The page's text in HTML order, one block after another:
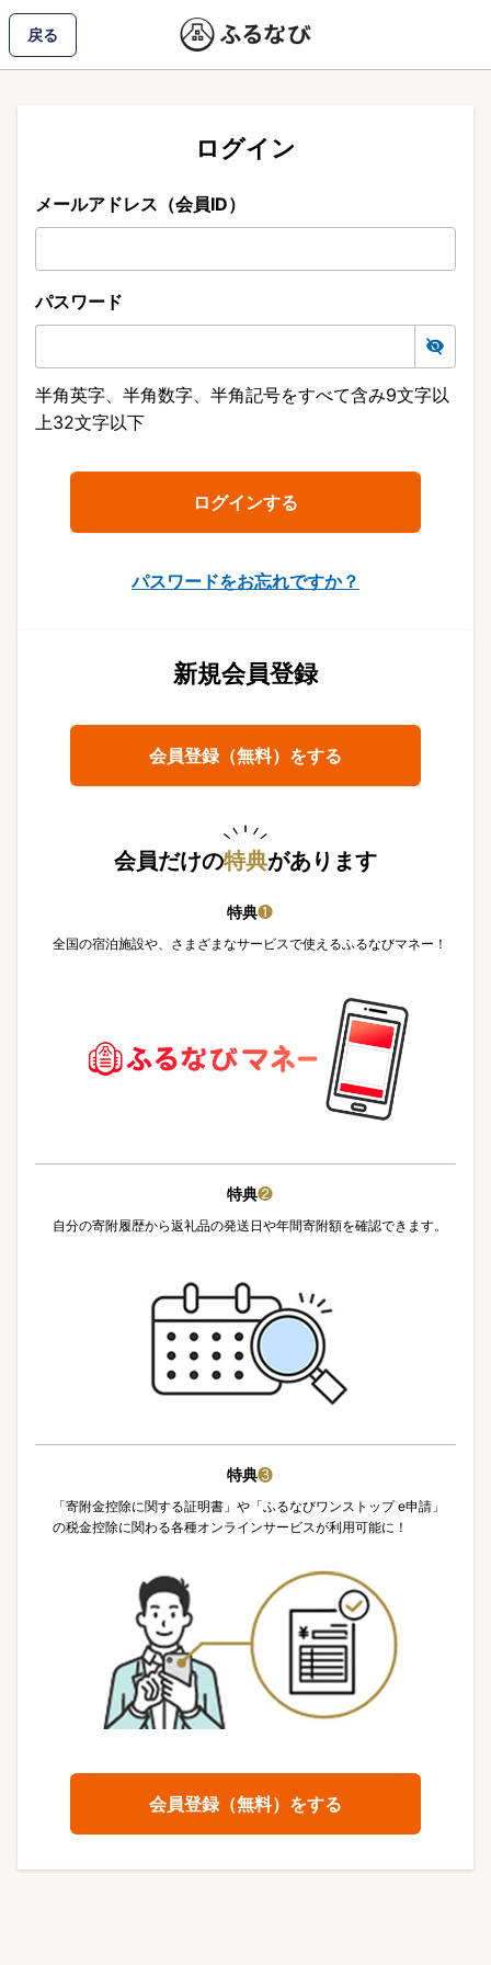
戻る
ログイン
メールアドレス（会員ID）
パスワード
半角英字、半角数字、半角記号をすべて含み9文字以
上32文字以下
パスワードをお忘れですか？
新規会員登録
会員登録（無料）をする
会員だけの特典があります
特典❶
全国の宿泊施設や、さまざまなサービスで使えるふるなびマネー！
特典❷
自分の寄附履歴から返礼品の発送日や年間寄附額を確認できます。
特典❸
「寄附金控除に関する証明書」や「ふるなびワンストップ e申請」
の税金控除に関わる各種オンラインサービスが利用可能に！
会員登録（無料）をする